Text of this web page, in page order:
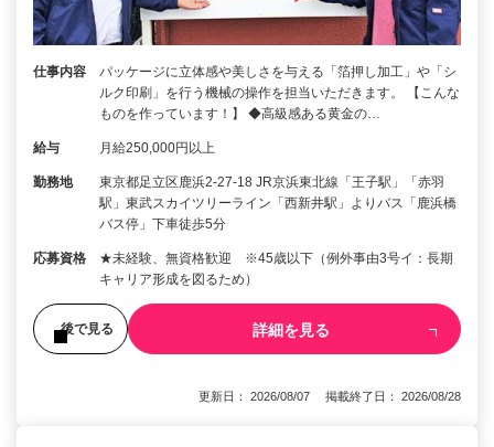
仕事内容
パッケージに立体感や美しさを与える「箔押し加工」や「シ
ルク印刷」を行う機械の操作を担当いただきます。 【こんな
ものを作っています！】 ◆高級感ある黄金の…
給与 月給250,000円以上
勤務地
東京都足立区鹿浜2-27-18 JR京浜東北線「王子駅」「赤羽
駅」東武スカイツリーライン「西新井駅」よりバス「鹿浜橋
バス停」下車徒歩5分
応募資格
★未経験、無資格歓迎 ※45歳以下（例外事由3号イ：長期
キャリア形成を図るため）
後で見る 詳細を見る
更新日： 2026/08/07 掲載終了日： 2026/08/28